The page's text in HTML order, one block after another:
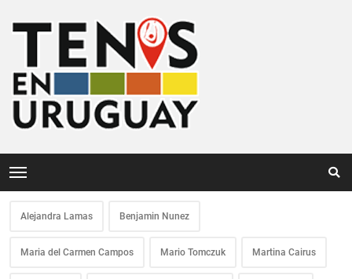
Alejandra Lamas Benjamin Nunez
Maria del Carmen Campos Mario Tomczuk Martina Cairus